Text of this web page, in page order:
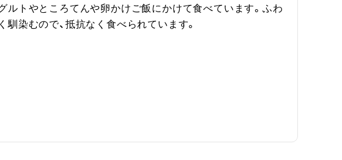
ルトやところてんや卵かけご飯にかけて食べています。ふわ
染むので、抵抗なく食べられています。